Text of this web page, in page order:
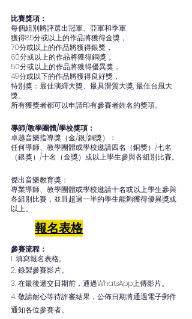
比賽獎項：
每個組別將評選出冠軍、亞軍和季軍
獲得85分或以上的作品將獲得金獎，
70分或以上的作品將獲得銀獎，
60分或以上的作品將獲得銅獎，
50分或以上的作品將獲得優異獎，
49分或以下的作品將獲得良好獎，
特別獎：最佳演繹大獎、最具潛質大獎, 最佳台風大
獎。
所有獲獎者都可以申請印有參賽者姓名的獎項。
導師/教學團體/學校獎項：
卓越音樂指導獎（金/銀/銅獎）：
任何導師、教學團體或學校邀請四名（銅獎）/七名
（銀獎）/十名（金獎）或以上學生參與各組別比賽。
傑出音樂教育獎：
專業導師、教學團體或學校邀請十名或以上學生參與
各組別比賽，並且超過一半的學生能夠獲得優異獎或
以上。
報名表格
參賽流程：
1. 填寫報名表格。
2. 錄製參賽影片。
3. 在最後遞交日期前，通過WhatsApp上傳影片。
4. 敬請耐心等待評審結果，公佈日期將通過電子郵件
通知各位參賽者。